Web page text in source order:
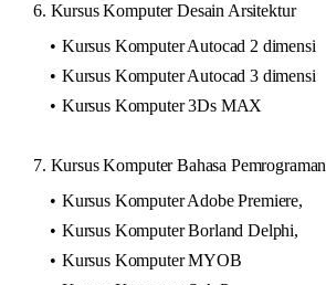
6. Kursus Komputer Desain Arsitektur
Kursus Komputer Autocad 2 dimensi
Kursus Komputer Autocad 3 dimensi
Kursus Komputer 3Ds MAX
7. Kursus Komputer Bahasa Pemrograman
Kursus Komputer Adobe Premiere,
Kursus Komputer Borland Delphi,
Kursus Komputer MYOB